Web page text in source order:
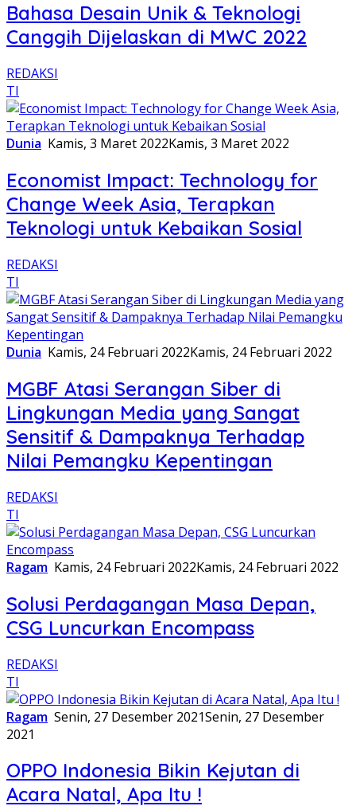
Bahasa Desain Unik & Teknologi
Canggih Dijelaskan di MWC 2022
REDAKSI
TI
Dunia Kamis, 3 Maret 2022Kamis, 3 Maret 2022
Economist Impact: Technology for
Change Week Asia, Terapkan
Teknologi untuk Kebaikan Sosial
REDAKSI
TI
Dunia Kamis, 24 Februari 2022Kamis, 24 Februari 2022
MGBF Atasi Serangan Siber di
Lingkungan Media yang Sangat
Sensitif & Dampaknya Terhadap
Nilai Pemangku Kepentingan
REDAKSI
TI
Ragam Kamis, 24 Februari 2022Kamis, 24 Februari 2022
Solusi Perdagangan Masa Depan,
CSG Luncurkan Encompass
REDAKSI
TI
Ragam Senin, 27 Desember 2021Senin, 27 Desember
2021
OPPO Indonesia Bikin Kejutan di
Acara Natal, Apa Itu !